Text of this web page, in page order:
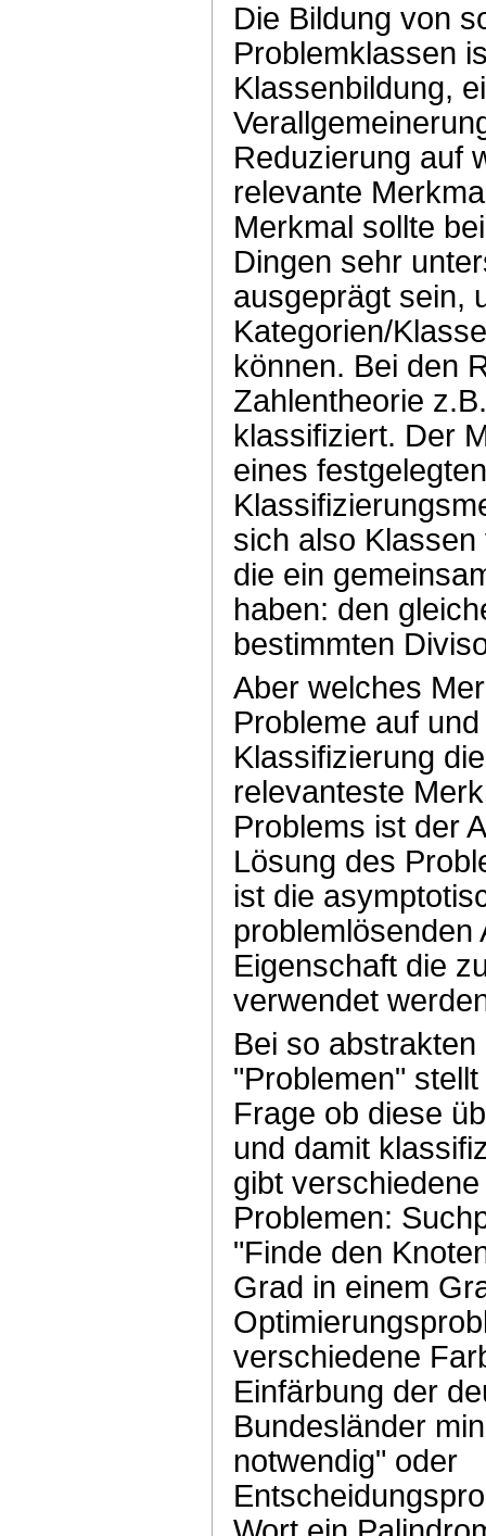
Die Bildung von
Problemklassen
Klassenbildung,
Reduzierung auf
relevante
Merkmal sollte
Dingen sehr
ausgeprägt sein,
Kategorien/
können. Bei den
Zahlentheorie
klassifiziert. Der
eines
sich also
die ein
haben: den
bestimmten
Aber welches
Probleme auf
Klassifizierung
relevanteste
Problems ist der
Lösung des
ist die
problemlösenden
Eigenschaft die
verwendet
Bei so
"Problemen"
Frage ob diese
und damit
gibt
Problemen:
"Finde den
Grad in einem
verschiedene
Einfärbung der
Bundesländer
notwendig" oder